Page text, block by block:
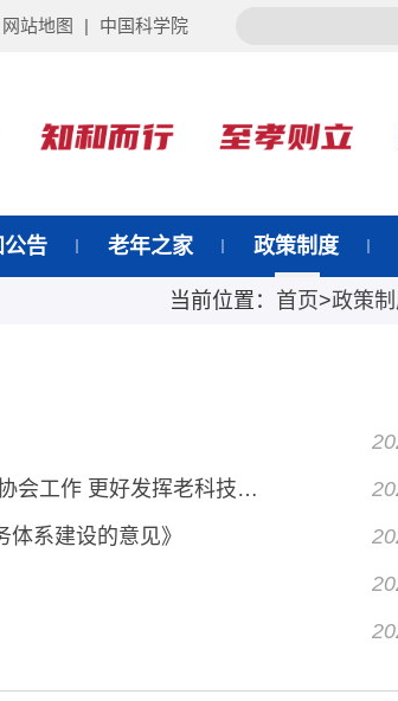
网站地图 | 中国科学院
告 老年之家 政策制度
当前位置： 首页>政策
中国科协等8部门印发《关于加强新时代老科学技术工作者协会工作 更好发挥老科技工作者作用的意见》的通知
系建设的意见》